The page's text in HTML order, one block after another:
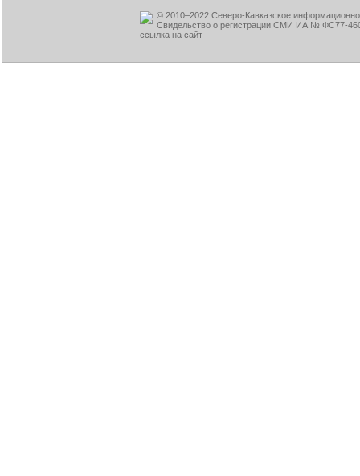
© 2010–2022 Северо-Кавказское
Свидельство о регистрации СМИ ИА № ФС77-
ссылка на сайт